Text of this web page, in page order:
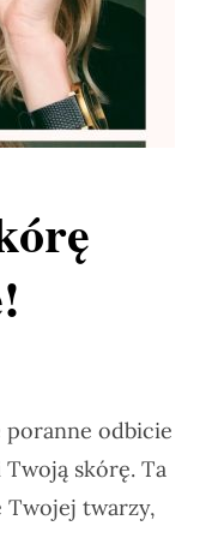
poranne odbicie
skórę. Ta
Twojej twarzy,